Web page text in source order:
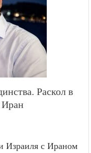
Раскол в
Израиля с Ираном